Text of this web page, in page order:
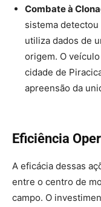
Combate à
sistema
utiliza dados de
origem. O
cidade de
apreensão da
Eficiência
A eficácia dessas
entre o centro de
campo. O